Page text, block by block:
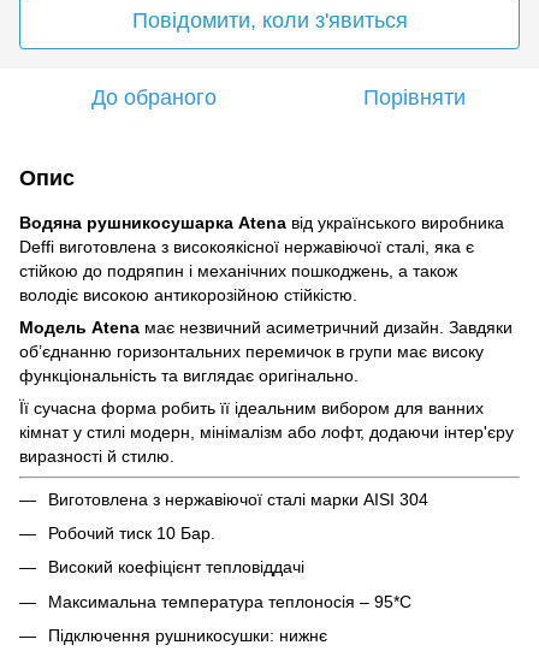
Повідомити, коли з'явиться
До обраного Порівняти
Опис
Водяна рушникосушарка Atena від українського виробника
Deffi виготовлена з високоякісної нержавіючої сталі, яка є
стійкою до подряпин і механічних пошкоджень, а також
володіє високою антикорозійною стійкістю.
Модель Atena має незвичний асиметричний дизайн. Завдяки
об’єднанню горизонтальних перемичок в групи має високу
функціональність та виглядає оригінально.
Її сучасна форма робить її ідеальним вибором для ванних
кімнат у стилі модерн, мінімалізм або лофт, додаючи інтер'єру
виразності й стилю.
Виготовлена з нержавіючої сталі марки AISI 304
Робочий тиск 10 Бар.
Високий коефіцієнт тепловіддачі
Максимальна температура теплоносія – 95*C
Підключення рушникосушки: нижнє